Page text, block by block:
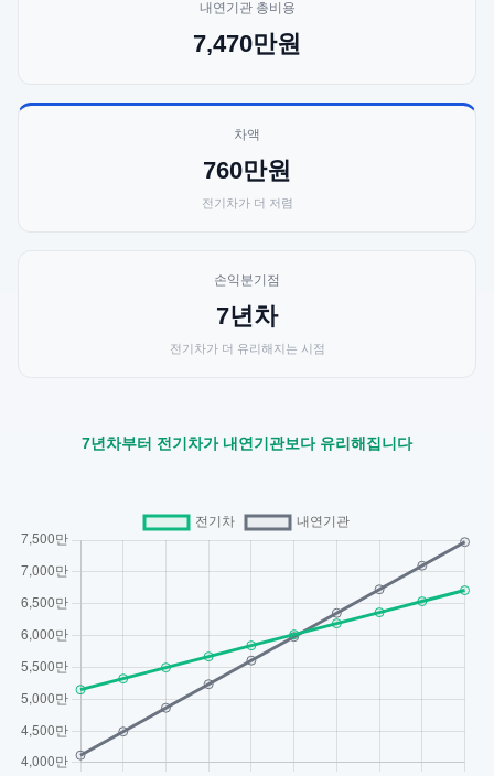
내연기관 총비용
7,470만원
차액
760만원
전기차가 더 저렴
손익분기점
7년차
전기차가 더 유리해지는 시점
7년차부터 전기차가 내연기관보다 유리해집니다